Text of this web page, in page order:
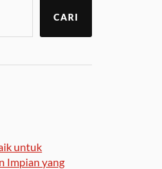
CARI
untuk
Impian yang